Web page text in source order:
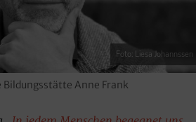
Foto: Liesa Johannssen
Anne Frank